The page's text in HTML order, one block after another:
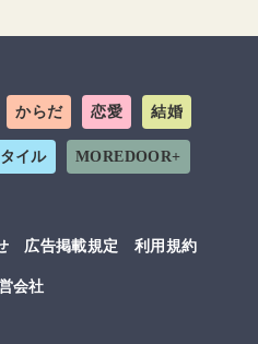
からだ 恋愛 結婚
イル MOREDOOR+
広告掲載規定
利用規約
会社